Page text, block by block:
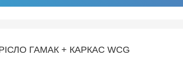
ГАМАК + КАРКАС WCG